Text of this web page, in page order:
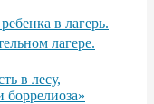
в лагерь.
лагере.
в лесу,
боррелиоза»